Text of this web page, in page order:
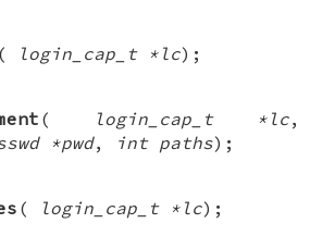
( login_cap_t *lc);
( login_cap_t *lc,
*pwd, int paths);
( login_cap_t *lc);